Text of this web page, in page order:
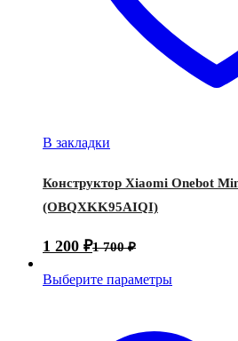
В закладки
Конструктор Xiaomi Onebot
(OBQXKK95AIQI)
1 200 ₽1 700₽
Выберите параметры